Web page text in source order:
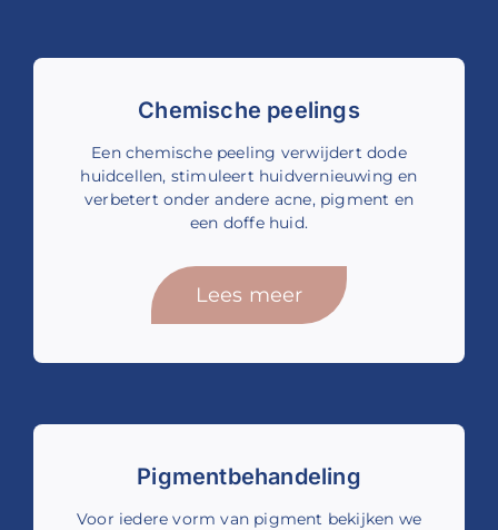
Chemische peelings
Een chemische peeling verwijdert dode
huidcellen, stimuleert huidvernieuwing en
verbetert onder andere acne, pigment en
een doffe huid.
Lees meer
Pigmentbehandeling
Voor iedere vorm van pigment bekijken we